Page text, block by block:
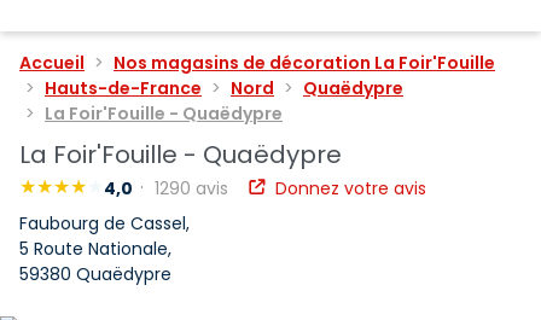
Accueil
Nos magasins de décoration La Foir'Fouille
Hauts-de-France
Nord
Quaëdypre
La Foir'Fouille - Quaëdypre
La Foir'Fouille - Quaëdypre
4,0 1290 avis
Donnez votre avis
Faubourg de Cassel,
5 Route Nationale,
59380 Quaëdypre